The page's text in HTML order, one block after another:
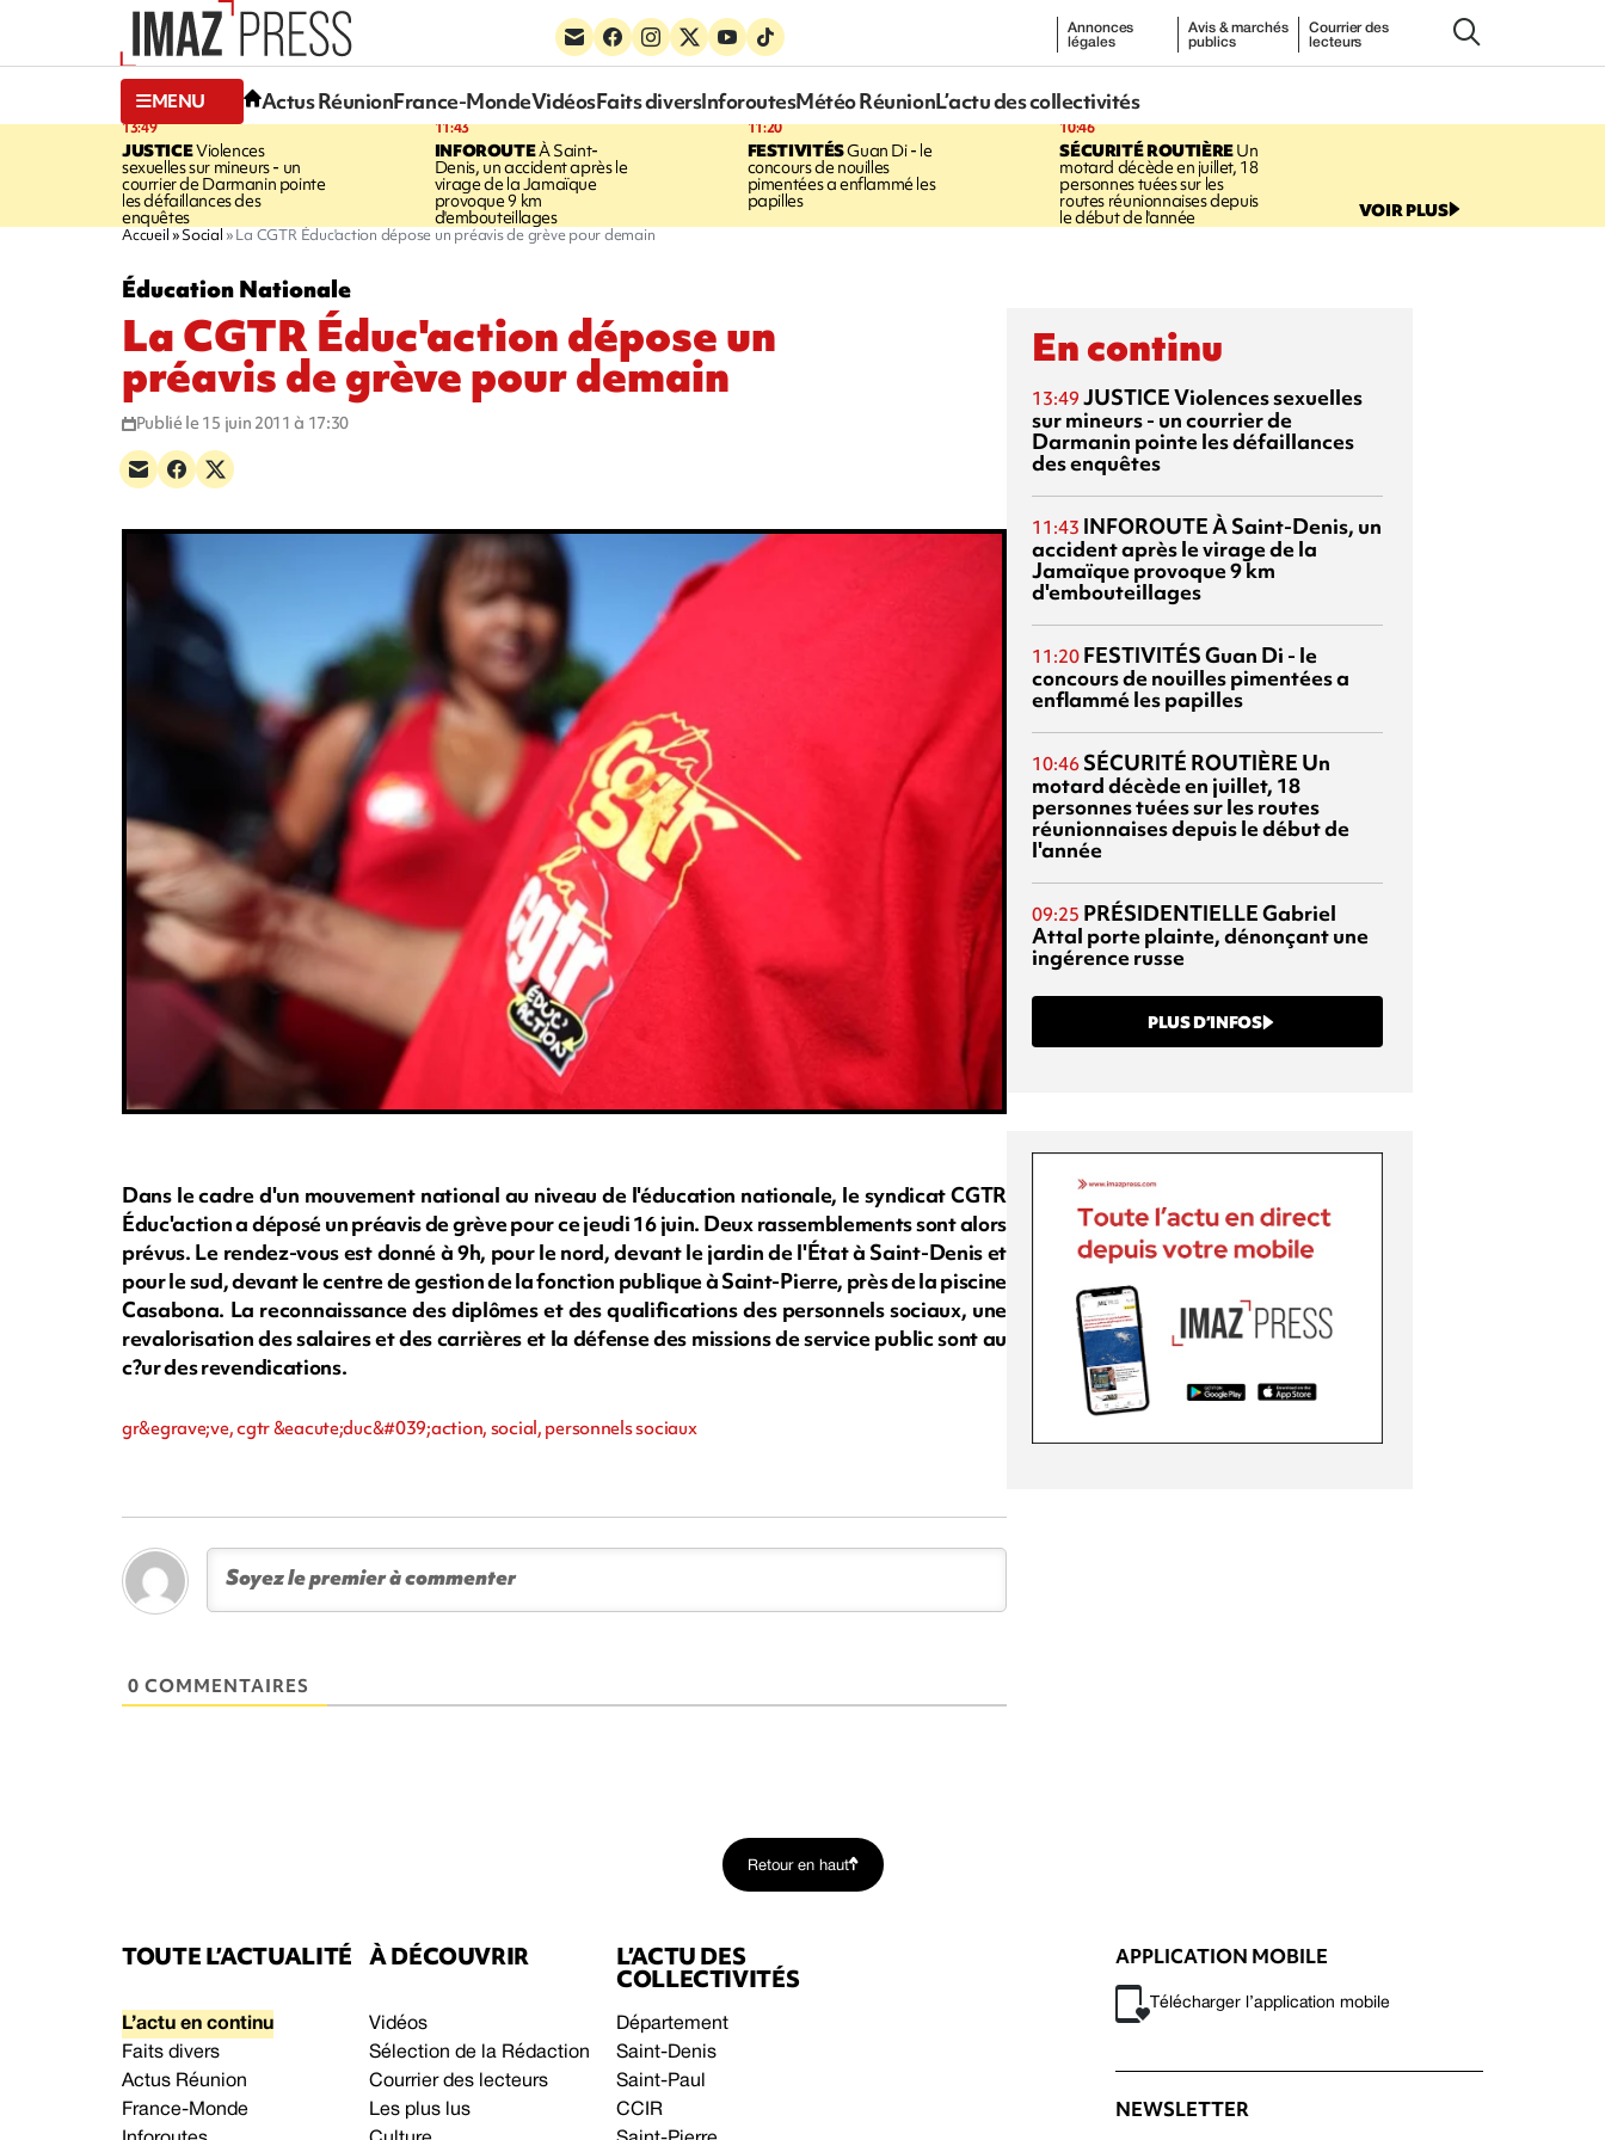
Annonces
légales
Avis & marchés
publics
Courrier des
lecteurs
MENU Actus RéunionFrance-MondeVidéosFaits diversInforoutesMétéo RéunionL’actu des collectivités
13:49
JUSTICEViolences
sexuelles sur mineurs - un
courrier de Darmanin pointe
les défaillances des
enquêtes
11:43
INFOROUTEÀ Saint-
Denis, un accident après le
virage de la Jamaïque
provoque 9 km
d'embouteillages
11:20
FESTIVITÉSGuan Di - le
concours de nouilles
pimentées a enflammé les
papilles
10:46
SÉCURITÉ ROUTIÈREUn
motard décède en juillet, 18
personnes tuées sur les
routes réunionnaises depuis
le début de l'année VOIR PLUS
Accueil Social La CGTR Éduc'action dépose un préavis de grève pour demain
Éducation Nationale
La CGTR Éduc'action dépose un
préavis de grève pour demain
Publié le 15 juin 2011 à 17:30
Dans le cadre d'un mouvement national au niveau de l'éducation nationale, le syndicat CGTR
Éduc'action a déposé un préavis de grève pour ce jeudi 16 juin. Deux rassemblements sont alors
prévus. Le rendez-vous est donné à 9h, pour le nord, devant le jardin de l'État à Saint-Denis et
pour le sud, devant le centre de gestion de la fonction publique à Saint-Pierre, près de la piscine
Casabona. La reconnaissance des diplômes et des qualifications des personnels sociaux, une
revalorisation des salaires et des carrières et la défense des missions de service public sont au
c?ur des revendications.
gr&egrave;ve, cgtr &eacute;duc&#039;action, social, personnels sociaux
0 COMMENTAIRES
En continu
13:49 JUSTICEViolences sexuelles
sur mineurs - un courrier de
Darmanin pointe les défaillances
des enquêtes
11:43 INFOROUTEÀ Saint-Denis, un
accident après le virage de la
Jamaïque provoque 9 km
d'embouteillages
11:20 FESTIVITÉSGuan Di - le
concours de nouilles pimentées a
enflammé les papilles
10:46 SÉCURITÉ ROUTIÈRE Un
motard décède en juillet, 18
personnes tuées sur les routes
réunionnaises depuis le début de
l'année
09:25 PRÉSIDENTIELLEGabriel
Attal porte plainte, dénonçant une
ingérence russe
PLUS D’INFOS
Retour en haut
TOUTE L’ACTUALITÉ
L’actu en continu
Faits divers
Actus Réunion
France-Monde
À DÉCOUVRIR
Vidéos
Sélection de la Rédaction
Courrier des lecteurs
Les plus lus
L’ACTU DES
COLLECTIVITÉS
Département
Saint-Denis
Saint-Paul
CCIR
APPLICATION MOBILE
Télécharger l’application mobile
NEWSLETTER